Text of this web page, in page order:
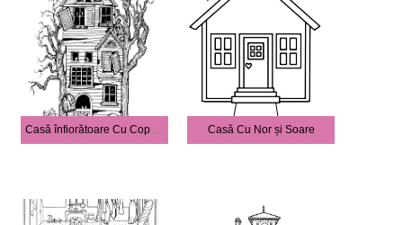
Casă înfiorătoare Cu Copaci Casă Cu Nor și Soare